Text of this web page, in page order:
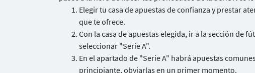
Elegir tu casa de apuestas de confianza y prestar
que te ofrece.
Con la casa de apuestas elegida, ir a la sección de
seleccionar "Serie A".
En el apartado de "Serie A" habrá apuestas
principiante, obviarlas en un primer momento.